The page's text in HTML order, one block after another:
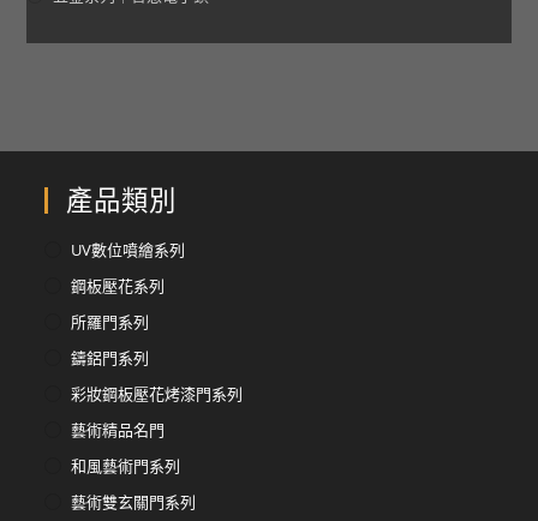
產品類別
UV數位噴繪系列
鋼板壓花系列
所羅門系列
鑄鋁門系列
彩妝鋼板壓花烤漆門系列
藝術精品名門
和風藝術門系列
藝術雙玄關門系列